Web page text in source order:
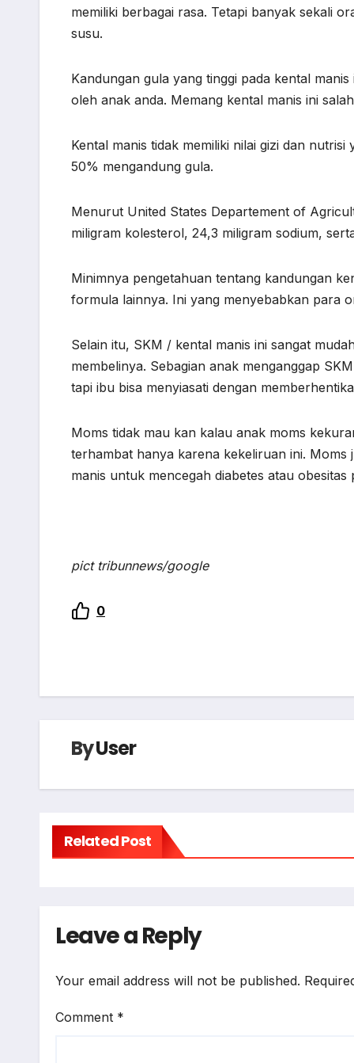
memiliki berbagai rasa. Tetapi banyak sekali
susu.
Kandungan gula yang tinggi pada kental
oleh anak anda. Memang kental manis ini
Kental manis tidak memiliki nilai gizi dan
50% mengandung gula.
Menurut United States Departement of
miligram kolesterol, 24,3 miligram sodium,
Minimnya pengetahuan tentang kandungan
formula lainnya. Ini yang menyebabkan para
Selain itu, SKM / kental manis ini sangat
membelinya. Sebagian anak menganggap
tapi ibu bisa menyiasati dengan
Moms tidak mau kan kalau anak moms
terhambat hanya karena kekeliruan ini.
manis untuk mencegah diabetes atau obesitas
pict tribunnews/google
0
ByUser
Related Post
Leave a Reply
Your email address will not be published.
Comment *